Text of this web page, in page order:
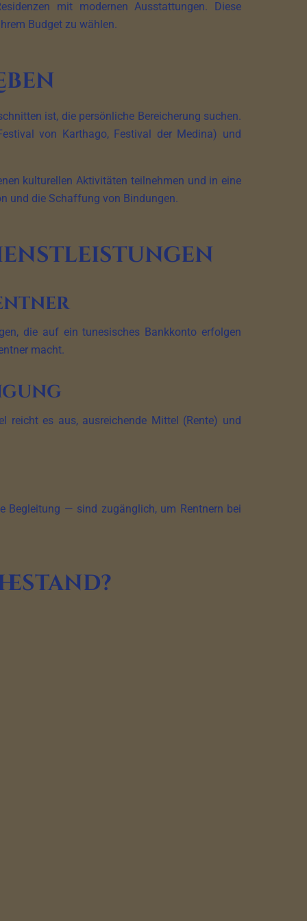
mit modernen Ausstattungen. Diese
Budget zu wählen.
ist, die persönliche Bereicherung suchen.
von Karthago, Festival der Medina) und
kulturellen Aktivitäten teilnehmen und in eine
und die Schaffung von Bindungen.
die auf ein tunesisches Bankkonto erfolgen
macht.
reicht es aus, ausreichende Mittel (Rente) und
Begleitung — sind zugänglich, um Rentnern bei